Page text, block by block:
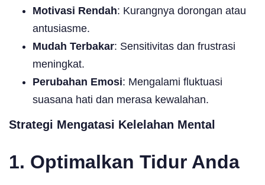
Motivasi Rendah: Kurangnya dorongan atau
antusiasme.
Mudah Terbakar: Sensitivitas dan frustrasi
meningkat.
Perubahan Emosi: Mengalami fluktuasi
suasana hati dan merasa kewalahan.
Strategi Mengatasi Kelelahan Mental
1. Optimalkan Tidur Anda